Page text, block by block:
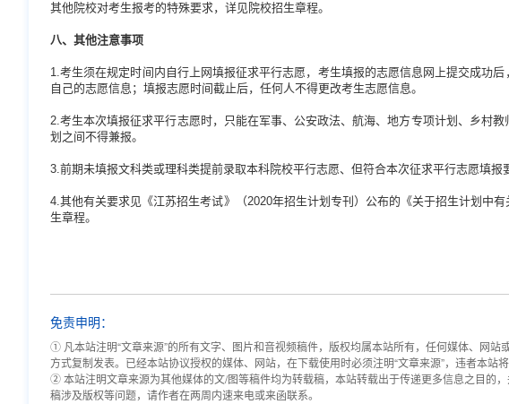
其他院校对考生报考的特殊要求，详见院校招生章程。
八、其他注意事项
1.考生须在规定时间内自行上网填报征求平行志愿，考生填报的志愿信息网上提交成功
自己的志愿信息；填报志愿时间截止后，任何人不得更改考生志愿信息。
2.考生本次填报征求平行志愿时，只能在军事、公安政法、航海、地方专项计划、乡村
划之间不得兼报。
3.前期未填报文科类或理科类提前录取本科院校平行志愿、但符合本次征求平行志愿填报
4.其他有关要求见《江苏招生考试》（2020年招生计划专刊）公布的《关于招生计划中
生章程。
免责申明：
① 凡本站注明“文章来源”的所有文字、图片和音视频稿件，版权均属本站所有，任何媒体、网
方式复制发表。已经本站协议授权的媒体、网站，在下载使用时必须注明“文章来源”，违者本站将
② 本站注明文章来源为其他媒体的文/图等稿件均为转载稿，本站转载出于传递更多信息之目的
稿涉及版权等问题，请作者在两周内速来电或来函联系。